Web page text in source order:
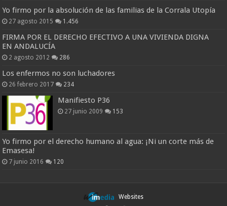
Yo firmo por la absolución de las familias de la Corrala Utopía
27 agosto 2015 1.456
FIRMA POR EL DERECHO EFECTIVO A UNA VIVIENDA DIGNA
EN ANDALUCÍA
2 agosto 2012 286
Los enfermos no son luchadores
26 febrero 2017 234
Manifiesto P36
27 junio 2009 153
Yo firmo por el derecho humano al agua: ¡Ni un corte más de
Emasesa!
7 junio 2016 120
Websites